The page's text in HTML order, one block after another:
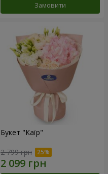
Замовити
Букет "Каїр"
2 799 грн